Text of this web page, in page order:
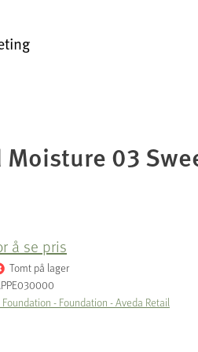
03
å se pris
Tomt på lager
- Foundation - Aveda Retail